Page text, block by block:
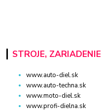
STROJE, ZARIADENIE
www.auto-diel.sk
www.auto-techna.sk
www.moto-diel.sk
www.profi-dielna.sk